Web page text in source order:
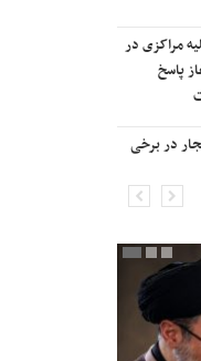
مراکزی در
پاسخ
در برخی
 